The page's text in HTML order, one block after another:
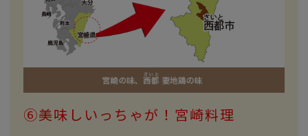
⑥美味しいっちゃが！宮崎料理